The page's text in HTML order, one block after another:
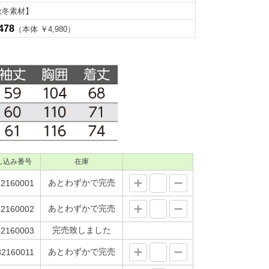
素材】
（本体 ￥4,980）
込み番号 在庫
あとわずかで完売
あとわずかで完売
完売致しました
あとわずかで完売